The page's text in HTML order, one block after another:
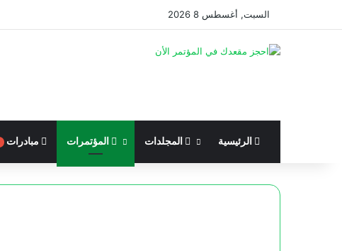
السبت, أغسطس 8 2026
الرئيسية المجلدات المؤتمرات مبادرات